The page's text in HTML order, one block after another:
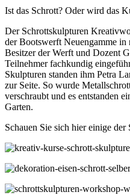
Ist das Schrott? Oder wird das
Der Schrottskulpturen
der Bootswerft Neuengamme in
Besitzer der Werft und Dozent
Teilnehmer fachkundig
Skulpturen standen ihm Petra
zur Seite. So wurde
verschraubt und es entstanden
Garten.
Schauen Sie sich hier einige der